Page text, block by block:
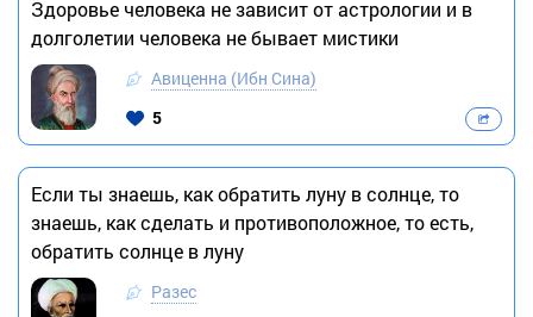
Здоровье человека не зависит от астрологии и в
долголетии человека не бывает мистики
Авиценна (Ибн Сина)
5
Если ты знаешь, как обратить луну в солнце, то
знаешь, как сделать и противоположное, то есть,
обратить солнце в луну
Разес